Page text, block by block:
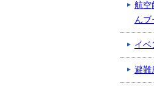
航空
んブ
イベ
避難